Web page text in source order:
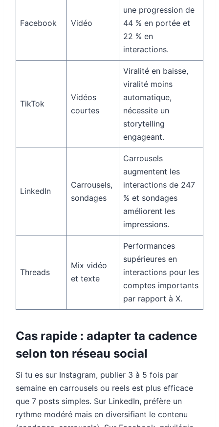
Facebook Vidéo
une progression de
44 % en portée et
22 % en
interactions.
TikTok
Vidéos
courtes
Viralité en baisse,
viralité moins
automatique,
nécessite un
storytelling
engageant.
LinkedIn
Carrousels,
sondages
Carrousels
augmentent les
interactions de 247
% et sondages
améliorent les
impressions.
Threads
Mix vidéo
et texte
Performances
supérieures en
interactions pour les
comptes importants
par rapport à X.
Cas rapide : adapter ta cadence
selon ton réseau social
Si tu es sur Instagram, publier 3 à 5 fois par
semaine en carrousels ou reels est plus efficace
que 7 posts simples. Sur LinkedIn, préfère un
rythme modéré mais en diversifiant le contenu